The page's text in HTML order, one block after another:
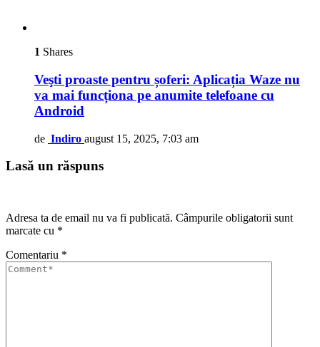
1 Shares
Veşti proaste pentru șoferi: Aplicația Waze nu
va mai funcționa pe anumite telefoane cu
Android
de Indiro august 15, 2025, 7:03 am
Lasă un răspuns
Adresa ta de email nu va fi publicată. Câmpurile obligatorii sunt
marcate cu *
Comentariu *